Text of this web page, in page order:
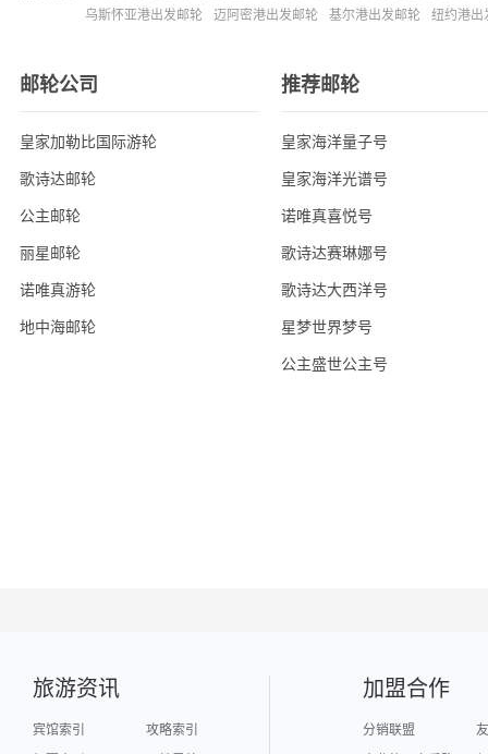
乌斯怀亚港出发邮轮
迈阿密港出发邮轮 基尔港出发邮轮 纽约港出
邮轮公司
皇家加勒比国际游轮
歌诗达邮轮
公主邮轮
丽星邮轮
诺唯真游轮
地中海邮轮
推荐邮轮
皇家海洋量子号
皇家海洋光谱号
诺唯真喜悦号
歌诗达赛琳娜号
歌诗达大西洋号
星梦世界梦号
公主盛世公主号
旅游资讯
宾馆索引
攻略索引
加盟合作
分销联盟